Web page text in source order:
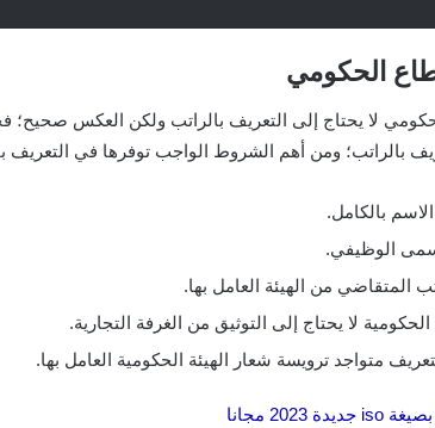
الحكومي
لا يحتاج إلى التعريف بالراتب ولكن العكس صحيح؛
بالراتب؛ ومن أهم الشروط الواجب توفرها في التعريف
بالكامل.
الوظيفي.
المتقاضي من الهيئة العامل بها.
لا يحتاج إلى التوثيق من الغرفة التجارية.
متواجد ترويسة شعار الهيئة الحكومية العامل بها.